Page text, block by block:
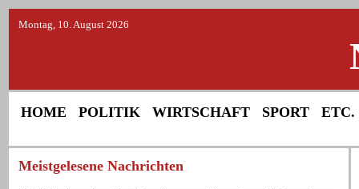
Montag, 10. August 2026
HOME POLITIK WIRTSCHAFT SPORT ETC.
Meistgelesene Nachrichten